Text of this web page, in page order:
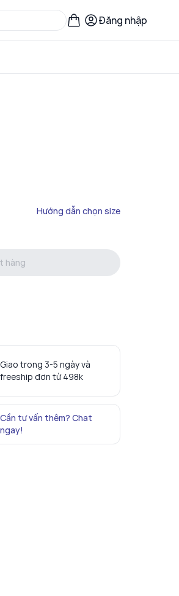
Đăng nhập
Hướng dẫn chọn size
hàng
Giao trong 3-5 ngày và
freeship đơn từ 498k
Cần tư vấn thêm? Chat
ngay!